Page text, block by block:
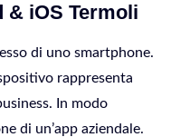
iOS Termoli
di uno smartphone.
rappresenta
In modo
di un’app aziendale.